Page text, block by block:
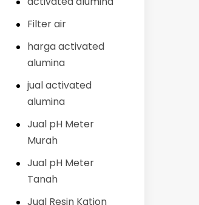
Filter air
harga activated
alumina
jual activated
alumina
Jual pH Meter
Murah
Jual pH Meter
Tanah
Jual Resin Kation